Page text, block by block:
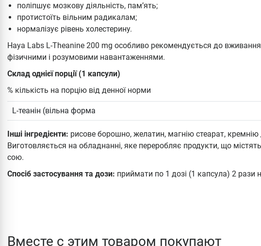
поліпшує мозкову діяльність, пам’ять;
протистоїть вільним радикалам;
нормалізує рівень холестерину.
Haya Labs L-Theanine 200 mg особливо рекомендується до
фізичними і розумовими навантаженнями.
Склад однієї порції (1 капсули)
% кількість на порцію від денної норми
L-теанін (вільна форма
Інші інгредієнти: рисове борошно, желатин, магнію стеарат, кремнію
Виготовляється на обладнанні, яке переробляє продукти, що
сою.
Спосіб застосування та дози: приймати по 1 дозі (1 капсула) 2 рази
Вместе с этим товаром покупают